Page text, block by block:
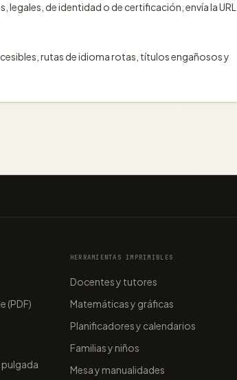
de identidad o de certificación, envía la URL
rutas de idioma rotas, títulos engañosos y
(PDF)
HERRAMIENTAS IMPRIMIBLES
Docentes y tutores
Matemáticas y gráficas
Planificadores y calendarios
Familias y niños
Mesa y manualidades